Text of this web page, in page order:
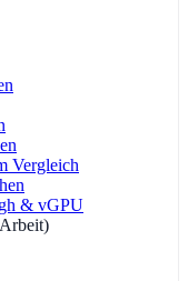
Vergleich
& vGPU
)